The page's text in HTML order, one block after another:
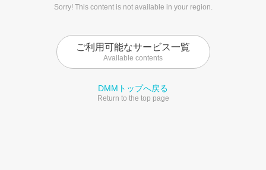
Sorry! This content is not available in your region.
ご利用可能なサービス一覧
Available contents
DMMトップへ戻る
Return to the top page